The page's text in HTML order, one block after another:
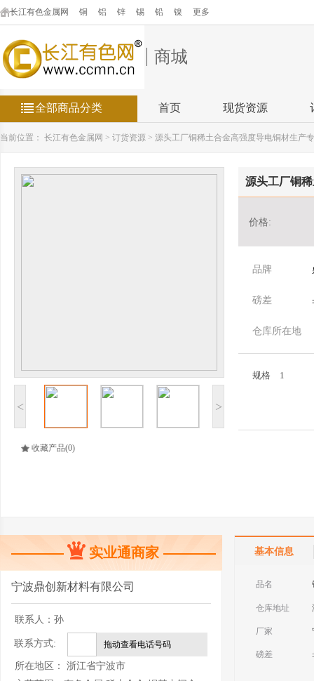
长江有色金属网 铜 铝 锌 锡 铅 镍 更多
商城
全部商品分类 首页 现货资源
当前位置： 长江有色金属网 > 订货资源 > 源头工厂铜稀土合金高强度导电铜材生产
< >
收藏产品(0)
源头工厂铜
价格:
品牌
磅差
仓库所在地
规格 1
实业通商家
宁波鼎创新材料有限公司
联系人： 孙
联系方式: 拖动查看电话号码
所在地区：
浙江省宁波市
基本信息
品名
仓库地址
厂家
磅差